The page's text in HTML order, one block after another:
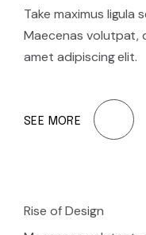
Take maximus ligula
Maecenas volutpat,
amet adipiscing elit.
SEE MORE
Rise of Design